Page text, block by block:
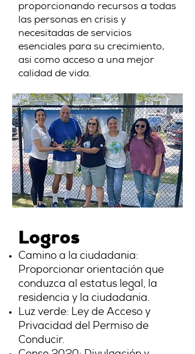
proporcionando recursos a todas
las personas en crisis y
necesitadas de servicios
esenciales para su crecimiento,
así como acceso a una mejor
calidad de vida.
Logros
Camino a la ciudadanía:
Proporcionar orientación que
conduzca al estatus legal, la
residencia y la ciudadanía.
Luz verde: Ley de Acceso y
Privacidad del Permiso de
Conducir.